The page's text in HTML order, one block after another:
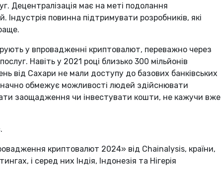
Децентралізація має на меті подолання
Індустрія повинна підтримувати розробників, які
у впровадженні криптовалют, переважно через
Навіть у 2021 році близько 300 мільйонів
від Сахари не мали доступу до базових банківських
обмежує можливості людей здійснювати
заощадження чи інвестувати кошти, не кажучи вже
криптовалют 2024» від Chainalysis, країни,
і серед них Індія, Індонезія та Нігерія